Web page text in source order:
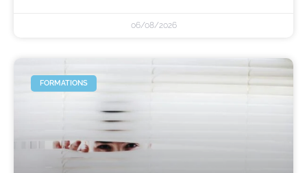
06/08/2026
FORMATIONS